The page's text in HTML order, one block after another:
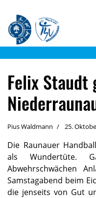
Felix Staudt
Pius Waldmann 25.
Die Raunauer
als Wundertüte.
Abwehrschwächen
Samstagabend beim
die jenseits von Gut